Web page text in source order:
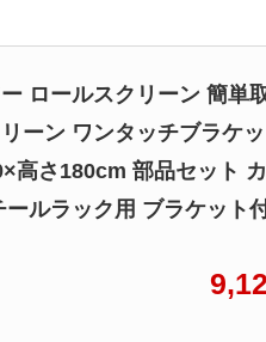
ー ロールスクリーン 簡単
ーン ワンタッチブラケ
高さ180cm 部品セット
ールラック用 ブラケット